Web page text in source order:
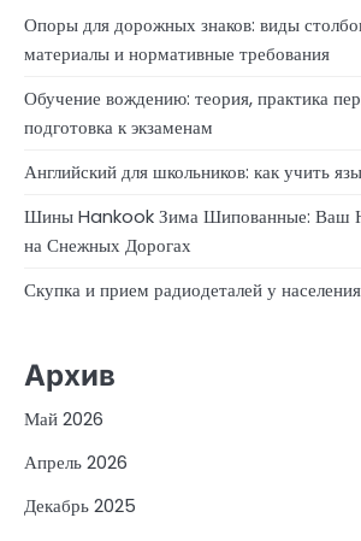
Опоры для дорожных знаков: виды
материалы и нормативные требования
Обучение вождению: теория, практика
подготовка к экзаменам
Английский для школьников: как учить
Шины Hankook Зима Шипованные: Ваш
на Снежных Дорогах
Скупка и прием радиодеталей у населения
Архив
Май 2026
Апрель 2026
Декабрь 2025